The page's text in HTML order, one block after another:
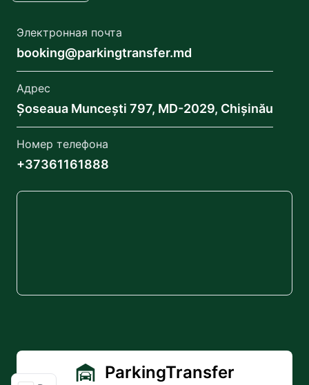
Электронная почта
booking@parkingtransfer.md
Адрес
Șoseaua Muncești 797, MD-2029, Chișinău
Номер телефона
+37361161888
ParkingTransfer